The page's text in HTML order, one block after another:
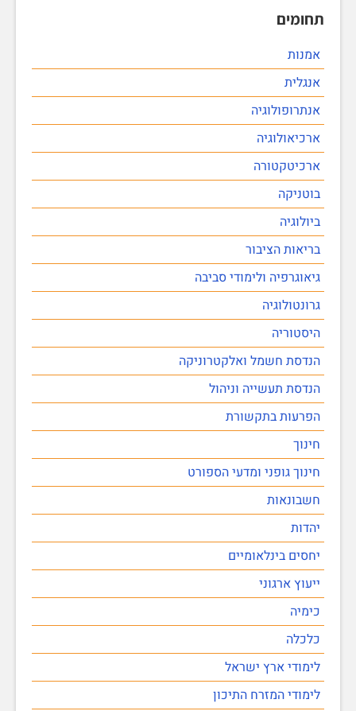
תחומים
אמנות
אנגלית
אנתרופולוגיה
ארכיאולוגיה
ארכיטקטורה
בוטניקה
ביולוגיה
בריאות הציבור
גיאוגרפיה ולימודי סביבה
גרונטולוגיה
היסטוריה
הנדסת חשמל ואלקטרוניקה
הנדסת תעשייה וניהול
הפרעות בתקשורת
חינוך
חינוך גופני ומדעי הספורט
חשבונאות
יהדות
יחסים בינלאומיים
ייעוץ ארגוני
כימיה
כלכלה
לימודי ארץ ישראל
לימודי המזרח התיכון